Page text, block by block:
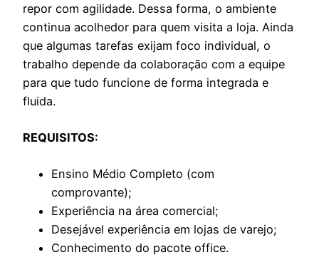
repor com agilidade. Dessa forma, o ambiente
continua acolhedor para quem visita a loja. Ainda
que algumas tarefas exijam foco individual, o
trabalho depende da colaboração com a equipe
para que tudo funcione de forma integrada e
fluida.
REQUISITOS:
Ensino Médio Completo (com
comprovante);
Experiência na área comercial;
Desejável experiência em lojas de varejo;
Conhecimento do pacote office.